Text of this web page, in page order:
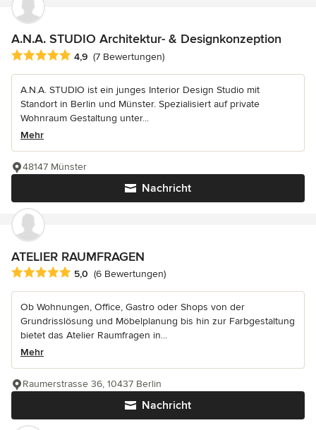
A.N.A. STUDIO Architektur- & Designkonzeption
Durchschnittliche Bewertung: 4.9 von 5 Sternen
4,9 (7 Bewertungen)
A.N.A. STUDIO ist ein junges Interior Design Studio mit
Standort in Berlin und Münster. Spezialisiert auf private
Wohnraum Gestaltung unter...
Mehr
Nachricht
48147 Münster
ATELIER RAUMFRAGEN
Durchschnittliche Bewertung: 5 von 5 Sternen
5,0 (6 Bewertungen)
Ob Wohnungen, Office, Gastro oder Shops von der
Grundrisslösung und Möbelplanung bis hin zur Farbgestaltung
bietet das Atelier Raumfragen in...
Mehr
Nachricht
Raumerstrasse 36, 10437 Berlin